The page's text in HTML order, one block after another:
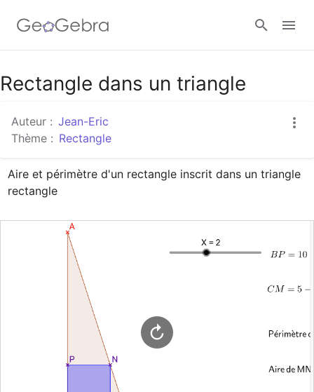
Google Classroom
Classe GeoGebra
Se connecter
Rectangle dans un triangle
Auteur : Jean-Eric
Thème : Rectangle
Aire et périmètre d'un rectangle inscrit dans un triangle
rectangle